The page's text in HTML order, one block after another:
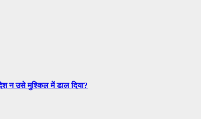
न उसे मुश्किल में डाल दिया?